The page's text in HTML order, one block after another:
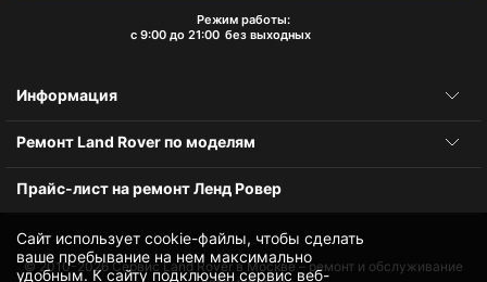
Сайт использует cookie-файлы, чтобы сделать
ваше пребывание на нем максимально
удобным. К cайту подключен сервис веб-
Режим работы:
с 9:00 до 21:00 без выходных
Информация
Ремонт Land Rover по моделям
Прайс-лист на ремонт Ленд Ровер
© 2010-2026Сервис Land Rover в Москве – ремонт и обслуживание